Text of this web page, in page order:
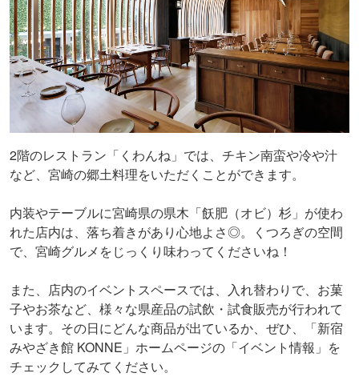
2階のレストラン「くわんね」では、チキン南蛮や冷や汁
など、宮崎の郷土料理をいただくことができます。
内装やテーブルに宮崎県の県木「飫肥（オビ）杉」が使わ
れた店内は、落ち着きがあり心地よさ◎。くつろぎの空間
で、宮崎グルメをじっくり味わってくださいね！
また、店内のイベントスペースでは、入れ替わりで、お菓
子やお茶など、様々な県産品の試飲・試食販売が行われて
います。その日にどんな商品が出ているか、ぜひ、「新宿
みやざき館 KONNE」ホームページの「イベント情報」を
チェックしてみてください。